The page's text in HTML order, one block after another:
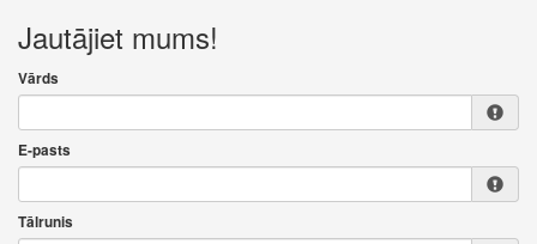
Jautājiet mums!
Vārds
E-pasts
Tālrunis